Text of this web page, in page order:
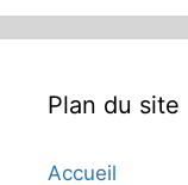
Plan du site
Accueil